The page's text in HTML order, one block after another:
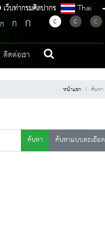
เว็บท่ากรมศิลปากร
เว็บท่ากรมศิลปากร Thai
ก ก ก C C C
ติดต่อเรา
หน้าแรก ค้นหา
ค้นหา
ค้นหาแบบละเอียด